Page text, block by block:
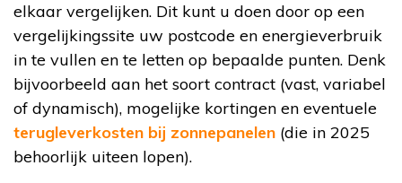
elkaar vergelijken. Dit kunt u doen door op een
vergelijkingssite uw postcode en energieverbruik
in te vullen en te letten op bepaalde punten. Denk
bijvoorbeeld aan het soort contract (vast, variabel
of dynamisch), mogelijke kortingen en eventuele
terugleverkosten bij zonnepanelen (die in 2025
behoorlijk uiteen lopen).